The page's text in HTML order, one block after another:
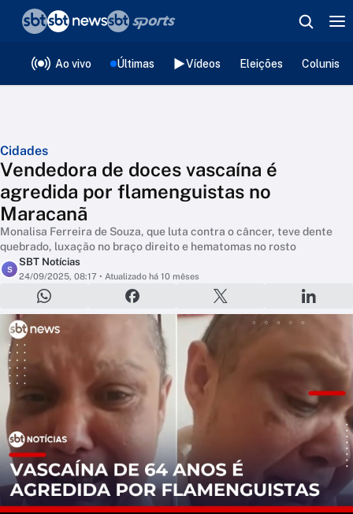
Ao vivo Últimas Vídeos Eleições
Cidades
Vendedora de doces vascaína é
agredida por flamenguistas no
Maracanã
Monalisa Ferreira de Souza, que luta contra o câncer, teve dente
quebrado, luxação no braço direito e hematomas no rosto
S
SBT Notícias
24/09/2025, 08:17 • Atualizado há 10 mêses
❮voltar
Editorias